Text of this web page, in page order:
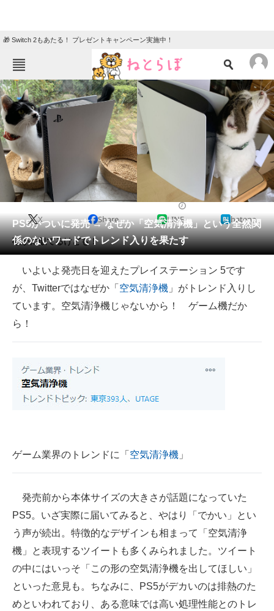
🎁 Switch 2もあたる！ プレゼントキャンペーン実施中！
ねとらぼメニュー
TOP ニュース
エンタメ クイズ
グルメ 地域
住まい 教育・育児
動物
会員記事
メディア
注目記事を集めた総合ページ
ITの今と未来を見通す
好きが集まる 比べて選べる
ビジネスと働き方のヒント
企業ITのトレンドを詳説
マーケ×ITの今がよく分かる
ITエンジニア向け専門サイト
企業向けIT製品の総合サイト
IT製品の技術・比較・事例
PS5がついに発売 → なぜか「空気清浄機」という全然関
係のないワードでトレンド入りを果たす
X Share LINE hatena
確かに似てるけども！
いよいよ発売日を迎えたプレイステーション 5です
が、Twitterではなぜか「 空気清浄機 」がトレンド入りし
ています。空気清浄機じゃないから！ ゲーム機だか
ら！
ゲーム業界のトレンドに「 空気清浄機 」
発売前から本体サイズの大きさが話題になっていた
PS5。いざ実際に届いてみると、やはり「でかい」とい
う声が続出。特徴的なデザインも相まって「空気清浄
機」と表現するツイートも多くみられました。ツイート
の中にはいっそ「この形の空気清浄機を出してほしい」
といった意見も。ちなみに、PS5がデカいのは排熱のた
めといわれており、ある意味では高い処理性能とのトレ